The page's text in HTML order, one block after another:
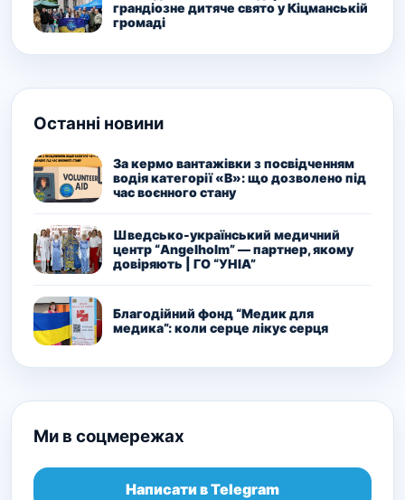
грандіозне дитяче свято у Кіцманській
громаді
Останні новини
За кермо вантажівки з посвідченням
водія категорії «В»: що дозволено під
час воєнного стану
Шведсько-український медичний
центр “Angelholm” — партнер, якому
довіряють | ГО “УНІА”
Благодійний фонд “Медик для
медика”: коли серце лікує серця
Ми в соцмережах
Написати в Telegram